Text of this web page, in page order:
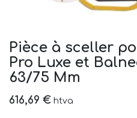
Pièce à sceller
Pro Luxe et
63/75 Mm
616,69 € htva